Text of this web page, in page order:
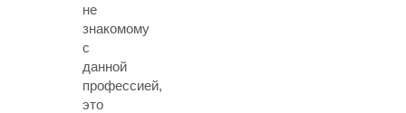
не
знакомому
с
данной
профессией,
это